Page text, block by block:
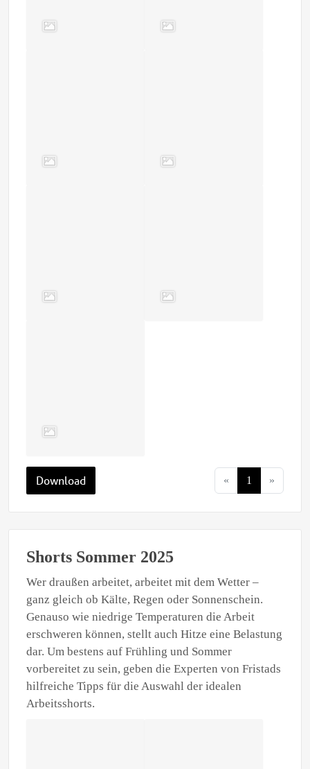
Download « 1 »
Shorts Sommer 2025
Wer draußen arbeitet, arbeitet mit dem Wetter –
ganz gleich ob Kälte, Regen oder Sonnenschein.
Genauso wie niedrige Temperaturen die Arbeit
erschweren können, stellt auch Hitze eine Belastung
dar. Um bestens auf Frühling und Sommer
vorbereitet zu sein, geben die Experten von Fristads
hilfreiche Tipps für die Auswahl der idealen
Arbeitsshorts.